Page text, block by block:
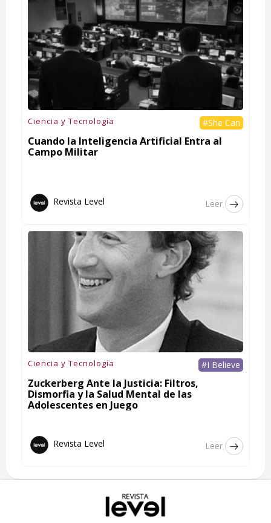
Ciencia y Tecnología #She Can
Cuando la Inteligencia Artificial Entra al
Campo Militar
Revista Level Leer
Ciencia y Tecnología #I Believe
Zuckerberg Ante la Justicia: Filtros,
Dismorfia y la Salud Mental de las
Adolescentes en Juego
Revista Level Leer